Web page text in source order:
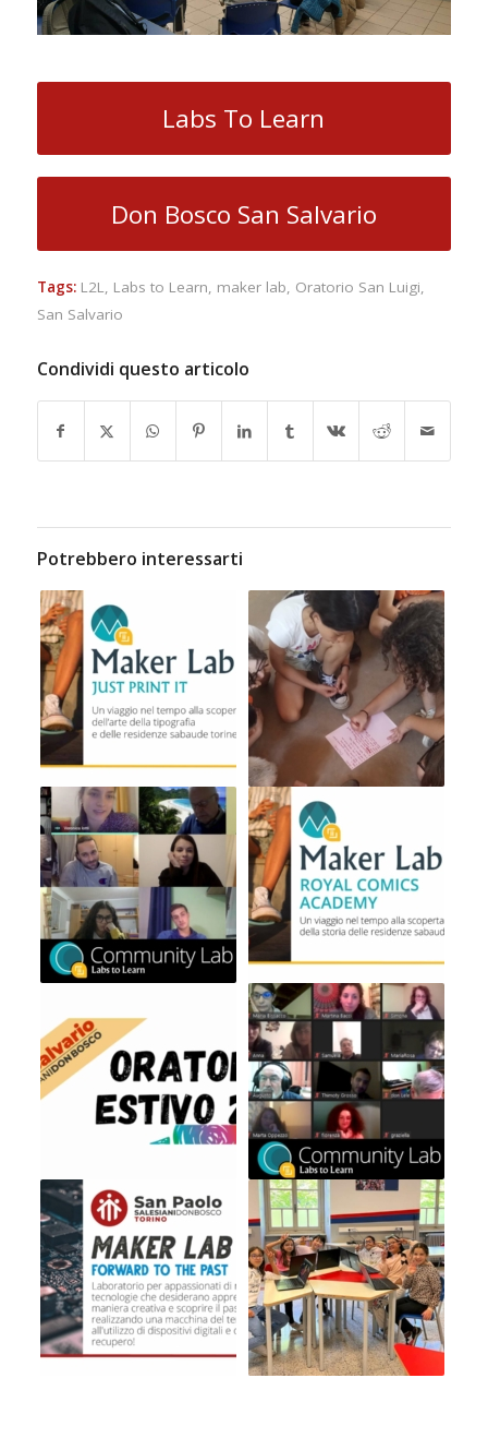
Labs To Learn
Don Bosco San Salvario
Tags: L2L, Labs to Learn, maker lab, Oratorio San Luigi,
San Salvario
Condividi questo articolo
Potrebbero interessarti